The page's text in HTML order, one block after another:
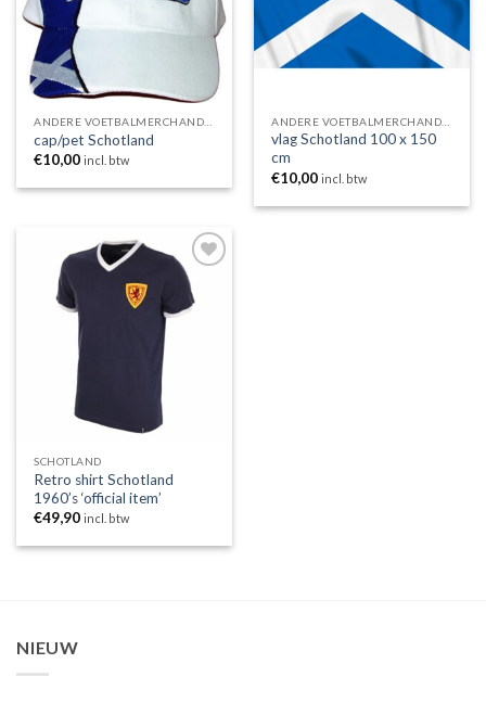
cap/pet Schotland
€10,00 incl. btw
vlag Schotland 100 x 150
cm
€10,00 incl. btw
Toevoegen
aan
wenslijst
SCHOTLAND
Retro shirt Schotland
1960’s ‘official item’
€49,90 incl. btw
NIEUW